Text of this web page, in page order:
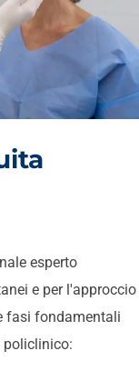
esperto
e per l'approccio
fasi fondamentali
policlinico: